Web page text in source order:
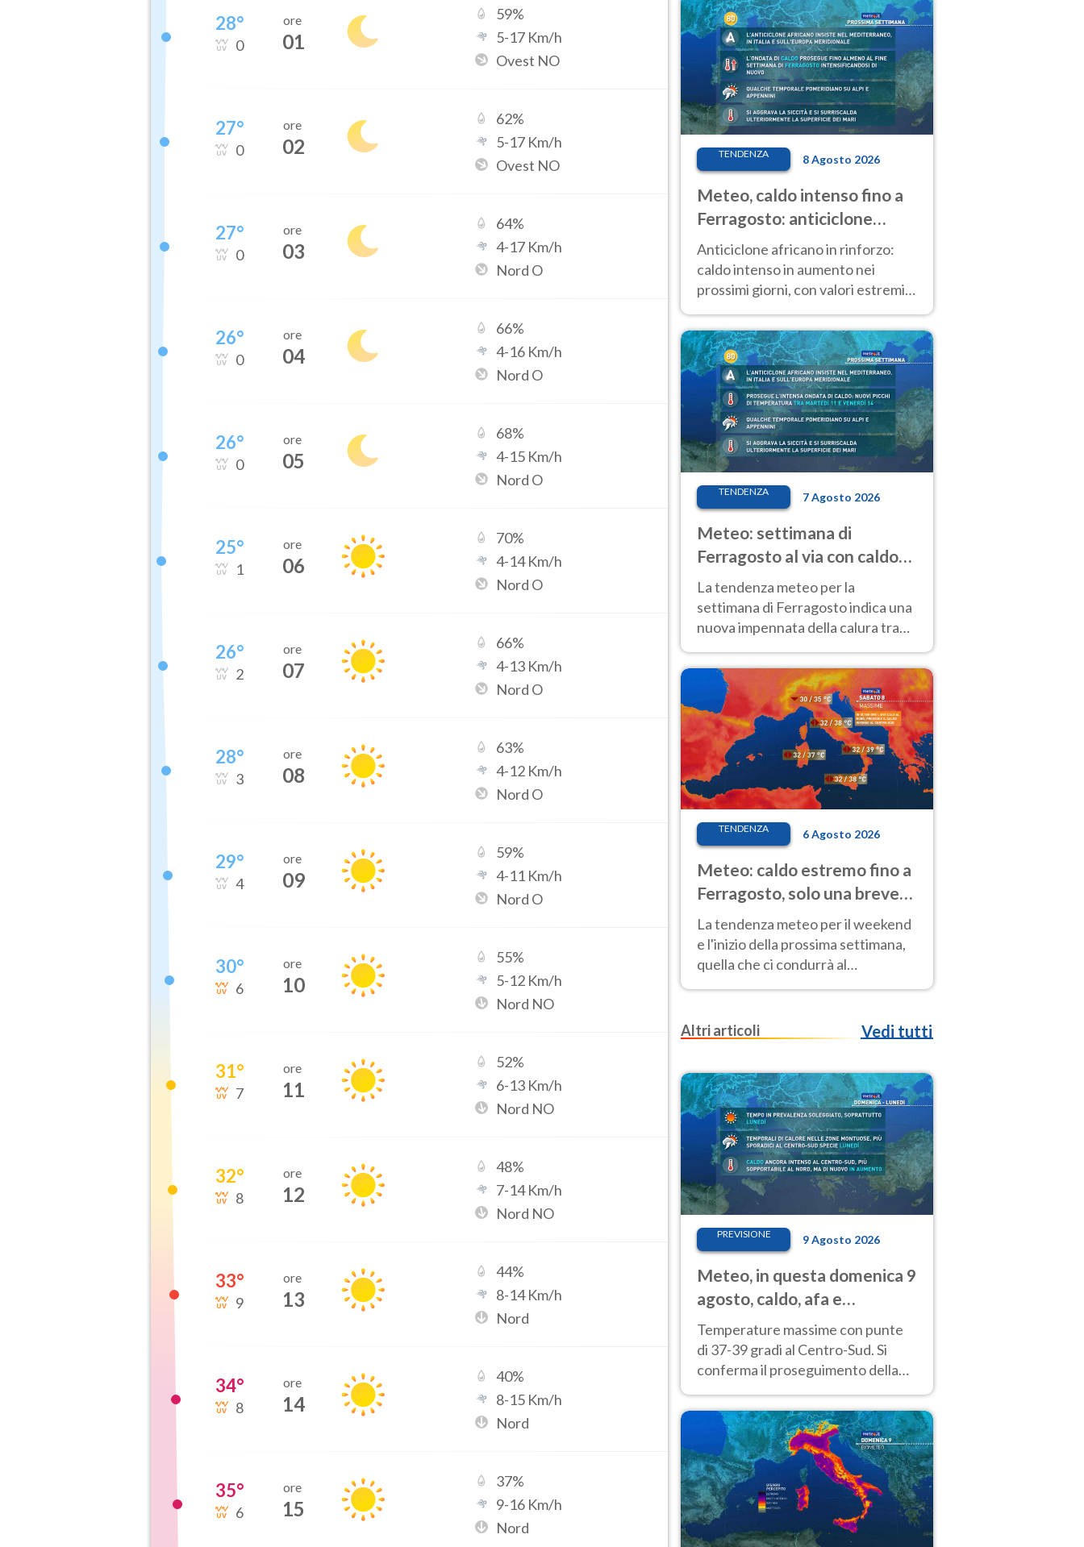
28°
0
ore
01
59%
5-17 Km/h
Ovest NO
27°
0
ore
02
62%
5-17 Km/h
Ovest NO
27°
0
ore
03
64%
4-17 Km/h
Nord O
26°
0
ore
04
66%
4-16 Km/h
Nord O
26°
0
ore
05
68%
4-15 Km/h
Nord O
25°
1
ore
06
70%
4-14Km/h
Nord O
26°
2
ore
07
66%
4-13 Km/h
Nord O
28°
3
ore
08
63%
4-12 Km/h
Nord O
29°
4
ore
09
59%
4-11 Km/h
Nord O
30°
6
ore
10
55%
5-12 Km/h
Nord NO
31°
7
ore
11
52%
6-13 Km/h
Nord NO
32°
8
ore
12
48%
7-14Km/h
Nord NO
33°
9
ore
13
44%
8-14Km/h
Nord
34°
8
ore
14
40%
8-15 Km/h
Nord
35°
6
ore
15
37%
9-16 Km/h
Nord
TENDENZA 8 Agosto 2026
Meteo, caldo intenso fino a
Ferragosto: anticiclone
africano ancora
protagonista
Anticiclone africano in rinforzo:
caldo intenso in aumento nei
prossimi giorni, con valori estremi
d’Italia
TENDENZA 7 Agosto 2026
Meteo: settimana di
Ferragosto al via con caldo
intenso e qualche temporale
La tendenza meteo per la
settimana di Ferragosto indica una
nuova impennata della calura tra
anche al Nord.
TENDENZA 6 Agosto 2026
Meteo: caldo estremo fino a
Ferragosto, solo una breve
pausa. Ecco dove
La tendenza meteo per il weekend
e l'inizio della prossima settimana,
quella che ci condurrà al
Ferragosto, vede ancora
Altri articoli
Vedi tutti
PREVISIONE 9 Agosto 2026
Meteo, in questa domenica 9
agosto, caldo, afa e
temporali di calore
Temperature massime con punte
di 37-39 gradi al Centro-Sud. Si
conferma il proseguimento della
weekend di Ferragosto